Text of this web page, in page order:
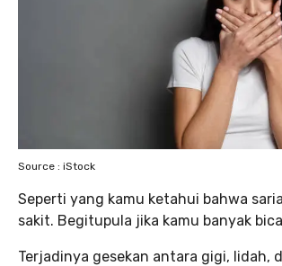
Source : iStock
Seperti yang kamu ketahui bahwa
sakit. Begitupula jika kamu banyak
Terjadinya gesekan antara gigi, lidah,